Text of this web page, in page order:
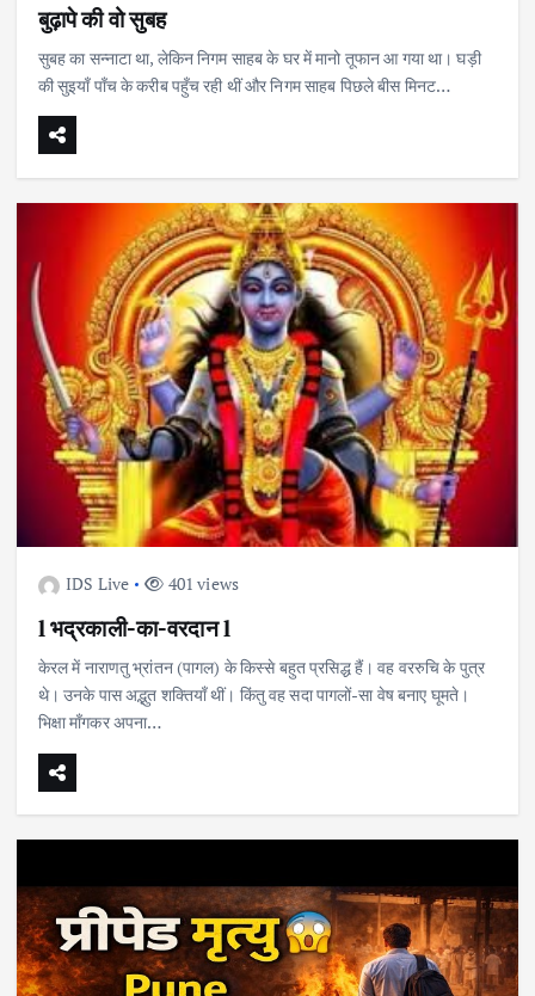
दीपावली पर क्यों करते हैं मां लक्ष्मी और गणपति की पूजा
बुढ़ापे की वो सुबह
सुबह का सन्नाटा था, लेकिन निगम साहब के घर में मानो तूफान आ गया था। घड़ी
की सुइयाँ पाँच के करीब पहुँच रही थीं और निगम साहब पिछले बीस मिनट…
IDS Live 401 views
l भद्रकाली-का-वरदान l
केरल में नाराणतु भ्रांतन (पागल) के किस्से बहुत प्रसिद्ध हैं। वह वररुचि के पुत्र
थे। उनके पास अद्भुत शक्तियाँ थीं। किंतु वह सदा पागलों-सा वेष बनाए घूमते।
भिक्षा माँगकर अपना…